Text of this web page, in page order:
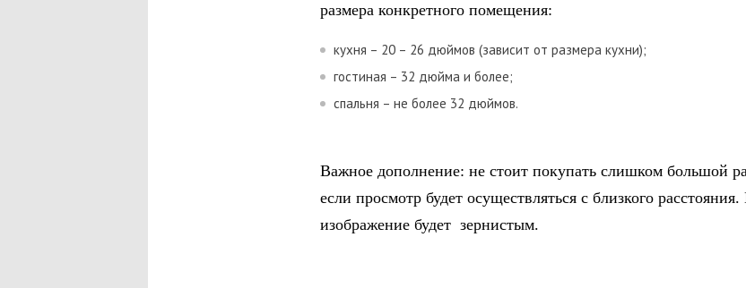
размера конкретного помещения:
кухня – 20 – 26 дюймов (зависит от размера кухни);
гостиная – 32 дюйма и более;
спальня – не более 32 дюймов.
Важное дополнение: не стоит покупать слишком большой
если просмотр будет осуществляться с близкого
изображение будет зернистым.